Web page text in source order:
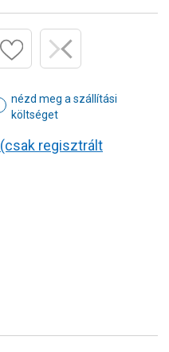
nézd meg a szállítási
költséget
(csak regisztrált